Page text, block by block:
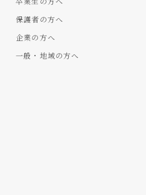
保護者の方へ
企業の方へ
一般・地域の方へ